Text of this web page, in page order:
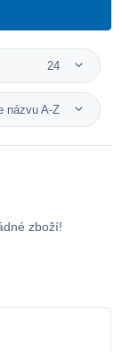
24
názvu A-Z
zboží!